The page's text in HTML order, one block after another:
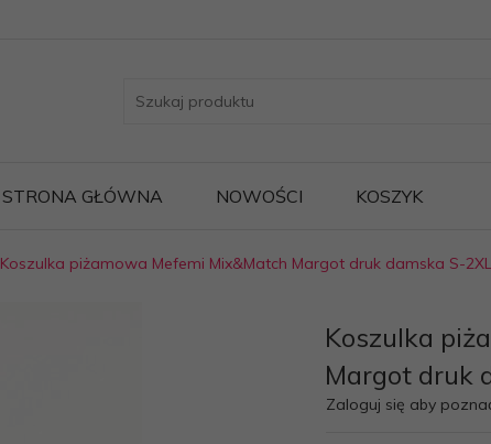
STRONA GŁÓWNA NOWOŚCI KOSZYK
Koszulka piżamowa Mefemi Mix&Match Margot druk damska S-2XL
Koszulka
Margot druk
Zaloguj się aby